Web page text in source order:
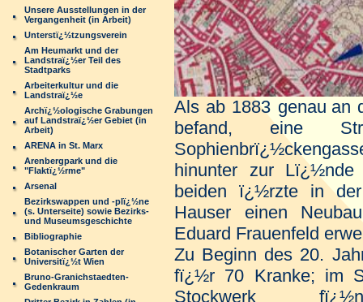
Unsere Ausstellungen in der
Vergangenheit (in Arbeit)
Unterstï¿½tzungsverein
Am Heumarkt und der
Landstraï¿½er Teil des
Stadtparks
Arbeiterkultur und die
Landstraï¿½e
Archï¿½ologische Grabungen
auf Landstraï¿½er Gebiet (in
Arbeit)
ARENA in St. Marx
Arenbergpark und die
"Flaktï¿½rme"
Arsenal
Bezirkswappen und -plï¿½ne
(s. Unterseite) sowie Bezirks-
und Museumsgeschichte
Bibliographie
Botanischer Garten der
Universitï¿½t Wien
Bruno-Granichstaedten-
Gedenkraum
Als ab 1883 genau an
befand, eine
hinunter zur
beiden ï¿½rzte in
Hauser einen
Eduard Frauenfeld
Zu Beginn des 20.
fï¿½r 70 Kranke; im
Stockwerk